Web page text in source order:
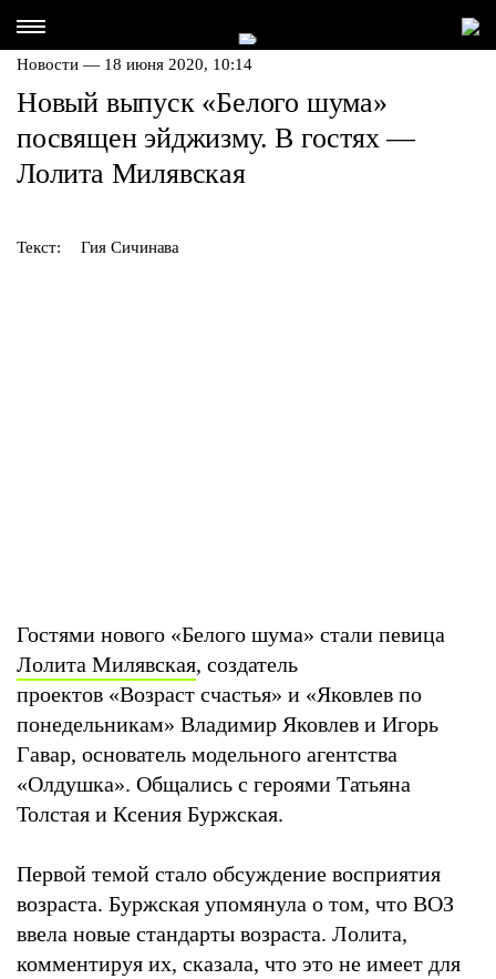
Новости — 18 июня 2020, 10:14
Новый выпуск «Белого шума»
посвящен эйджизму. В гостях —
Лолита Милявская
Текст: Гия Сичинава
Гостями нового «Белого шума» стали певица
Лолита Милявская, создатель
проектов «Возраст счастья» и «Яковлев по
понедельникам» Владимир Яковлев и Игорь
Гавар, основатель модельного агентства
«Олдушка». Общались с героями Татьяна
Толстая и Ксения Буржская.
Первой темой стало обсуждение восприятия
возраста. Буржская упомянула о том, что ВОЗ
ввела новые стандарты возраста. Лолита,
комментируя их, сказала, что это не имеет для